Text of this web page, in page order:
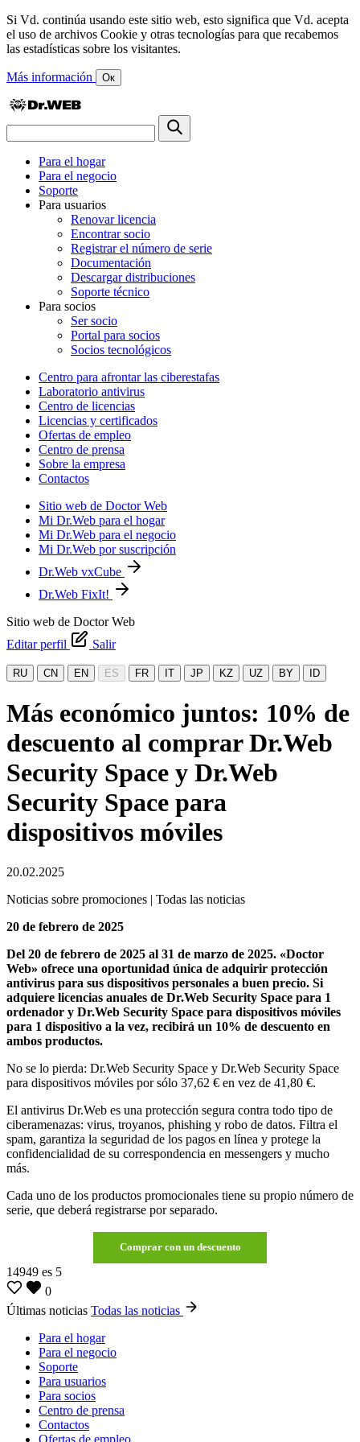
Si Vd. continúa usando este sitio web, esto significa que Vd. acepta
el uso de archivos Cookie y otras tecnologías para que recabemos
las estadísticas sobre los visitantes.
Más información Ок
Para el hogar
Para el negocio
Soporte
Para usuarios
Renovar licencia
Encontrar socio
Registrar el número de serie
Documentación
Descargar distribuciones
Soporte técnico
Para socios
Ser socio
Portal para socios
Socios tecnológicos
Centro para afrontar las ciberestafas
Laboratorio antivirus
Centro de licencias
Licencias y certificados
Ofertas de empleo
Centro de prensa
Sobre la empresa
Contactos
Sitio web de Doctor Web
Mi Dr.Web para el hogar
Mi Dr.Web para el negocio
Mi Dr.Web por suscripción
Dr.Web vxCube
Dr.Web FixIt!
Sitio web de Doctor Web
Editar perfil
Salir
RU CN EN ES FR IT JP KZ UZ BY ID
Más económico juntos: 10% de
descuento al comprar Dr.Web
Security Space y Dr.Web
Security Space para
dispositivos móviles
20.02.2025
Noticias sobre promociones | Todas las noticias
20 de febrero de 2025
Del 20 de febrero de 2025 al 31 de marzo de 2025. «Doctor
Web» ofrece una oportunidad única de adquirir protección
antivirus para sus dispositivos personales a buen precio. Si
adquiere licencias anuales de Dr.Web Security Space para 1
ordenador y Dr.Web Security Space para dispositivos móviles
para 1 dispositivo a la vez, recibirá un 10% de descuento en
ambos productos.
No se lo pierda: Dr.Web Security Space y Dr.Web Security Space
para dispositivos móviles por sólo 37,62 € en vez de 41,80 €.
El antivirus Dr.Web es una protección segura contra todo tipo de
ciberamenazas: virus, troyanos, phishing y robo de datos. Filtra el
spam, garantiza la seguridad de los pagos en línea y protege la
confidencialidad de su correspondencia en messengers y mucho
más.
Cada uno de los productos promocionales tiene su propio número de
serie, que deberá registrarse por separado.
Comprar con un descuento
14949 es 5
0
Últimas noticias Todas las noticias
Para el hogar
Para el negocio
Soporte
Para usuarios
Para socios
Centro de prensa
Contactos
Ofertas de empleo